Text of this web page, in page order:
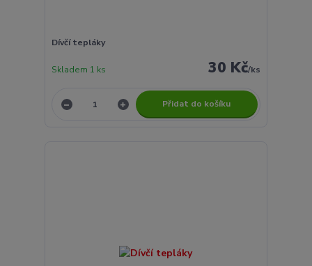
Dívčí tepláky
30 Kč/ks
Skladem 1 ks
Přidat do košíku